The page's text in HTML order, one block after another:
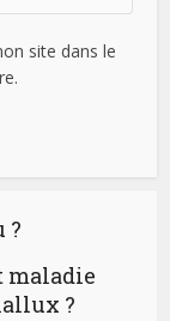
site dans le
?
maladie
?